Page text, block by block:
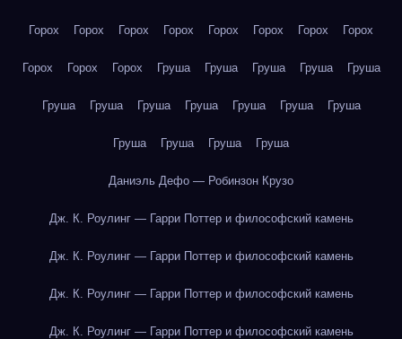
Горох Горох Горох Горох Горох Горох Горох Горох
Горох Горох Горох Груша Груша Груша Груша Груша
Груша Груша Груша Груша Груша Груша Груша
Груша Груша Груша Груша
Даниэль Дефо — Робинзон Крузо
Дж. К. Роулинг — Гарри Поттер и философский камень
Дж. К. Роулинг — Гарри Поттер и философский камень
Дж. К. Роулинг — Гарри Поттер и философский камень
Дж. К. Роулинг — Гарри Поттер и философский камень